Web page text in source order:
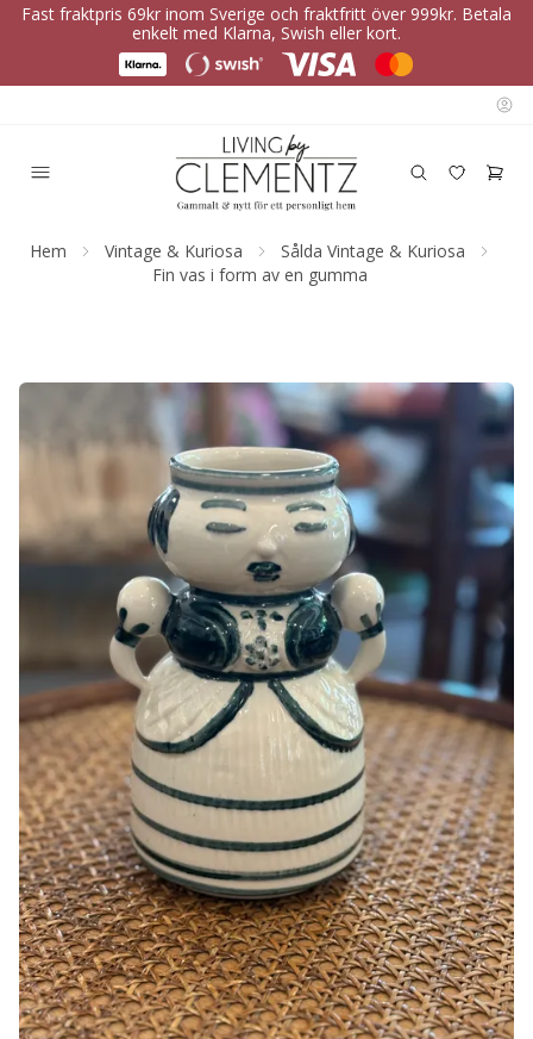
Fast fraktpris 69kr inom Sverige och fraktfritt över 999kr. Betala
enkelt med Klarna, Swish eller kort.
Hem Vintage & Kuriosa
Sålda Vintage & Kuriosa
Fin vas i form av en gumma